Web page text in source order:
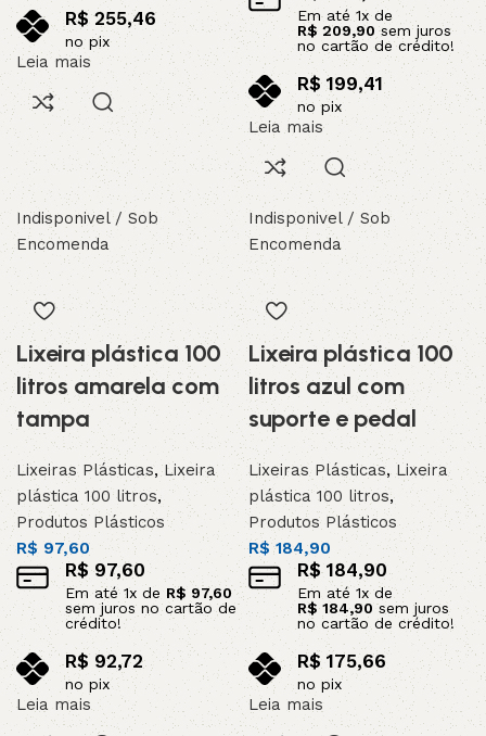
R$255,46
no pix
Leia mais
Em até 1x de
R$ 209,90 sem juros
no cartão de crédito!
R$199,41
no pix
Leia mais
Indisponivel / Sob
Encomenda
Lixeira plástica 100
litros amarela com
tampa
Lixeiras Plásticas,Lixeira
plástica 100 litros,
Produtos Plásticos
R$ 97,60
R$97,60
Em até1x de R$ 97,60
sem juros no cartão de
crédito!
R$92,72
no pix
Leia mais
Indisponivel / Sob
Encomenda
Lixeira plástica 100
litros azul com
suporte e pedal
Lixeiras Plásticas, Lixeira
plástica 100 litros,
Produtos Plásticos
R$184,90
R$184,90
Em até 1x de
R$184,90 sem juros
no cartão de crédito!
R$ 175,66
no pix
Leia mais